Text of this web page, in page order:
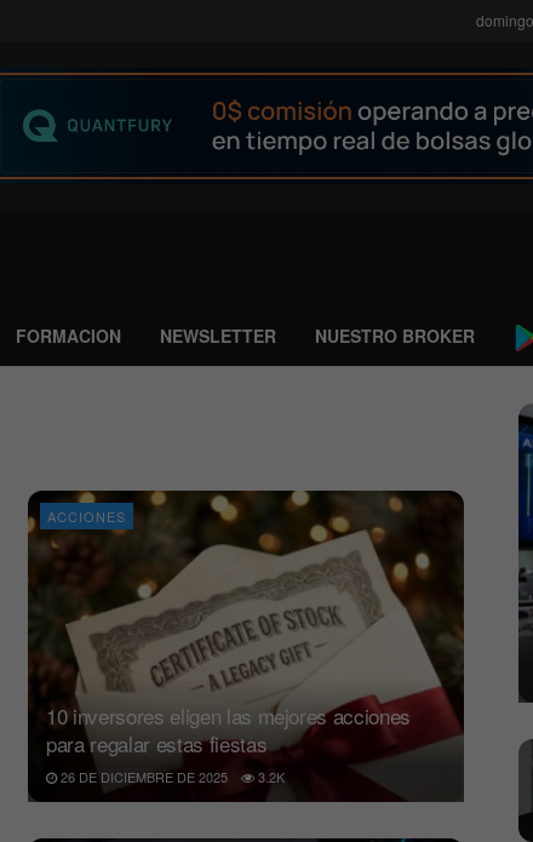
FORMACION NEWSLETTER NUESTRO BROKER
ACCIONES
10 inversores eligen las mejores acciones
para regalar estas fiestas
26 DE DICIEMBRE DE 2025 3.2K